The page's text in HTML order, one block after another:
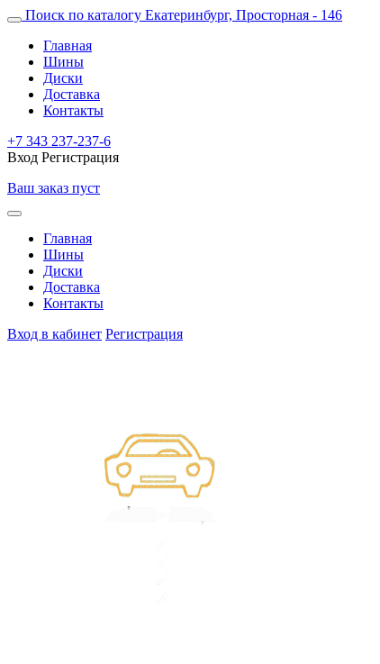
Поиск по каталогу Екатеринбург, Просторная - 146
Главная
Шины
Диски
Доставка
Контакты
+7 343 237-237-6
Вход Регистрация
Ваш заказ пуст
Главная
Шины
Диски
Доставка
Контакты
Вход в кабинет Регистрация